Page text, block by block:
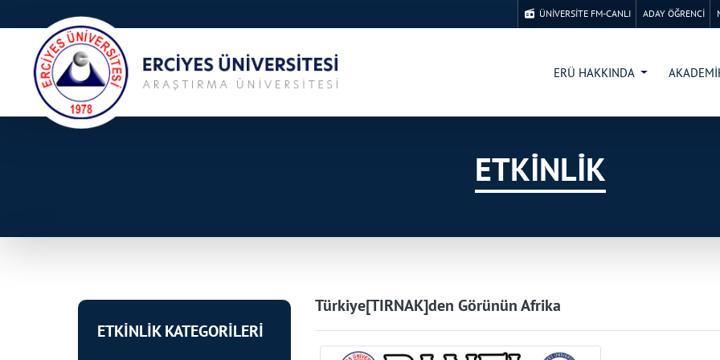
ÜNİVERSİTE FM-CANLI ADAY ÖĞRENCİ
ERÜ HAKKINDA
ETKİNLİK
ETKİNLİK KATEGORİLERİ
Türkiye[TIRNAK]den Görünün Afrika